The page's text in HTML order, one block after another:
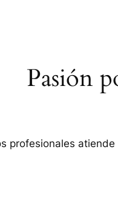
Pasión
profesionales